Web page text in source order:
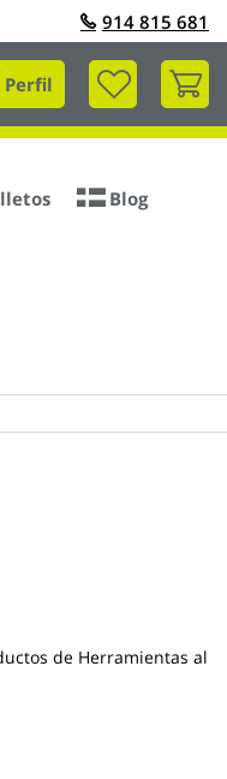
914 815 681
Perfil
Mi
Blog
de Herramientas al